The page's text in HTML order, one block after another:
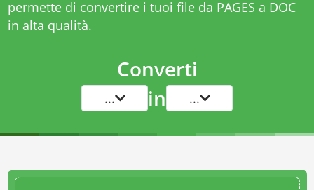
permette di convertire i tuoi file da PAGES a DOC
in alta qualità.
Converti
... in ...